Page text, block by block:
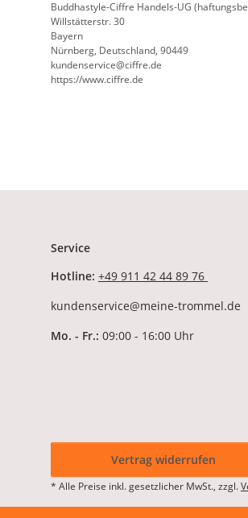
Buddhastyle-Ciffre Handels-UG
Willstätterstr. 30
Bayern
Nürnberg, Deutschland, 90449
kundenservice@ciffre.de
https://www.ciffre.de
Service
Hotline: +49 911 42 44 89 76
kundenservice@meine-trommel.de
Mo. - Fr.: 09:00 - 16:00 Uhr
Vertrag widerrufen
* Alle Preise inkl. gesetzlicher MwSt., zzgl.